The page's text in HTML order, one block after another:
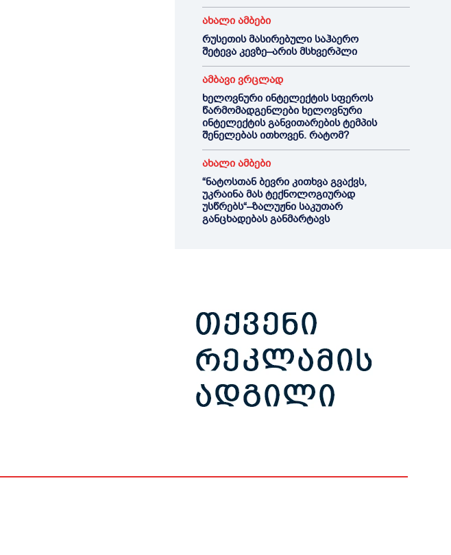
ახალი ამბები
რუსეთის მასირებული საჰაერო
შეტევა კევზე–არის მსხვერპლი
ამბავი ვრცლად
ხელოვნური ინტელექტის სფეროს
წარმომადგენლები ხელოვნური
ინტელექტის განვითარების ტემპის
შენელებას ითხოვენ. რატომ?
ახალი ამბები
“ნატოსთან ბევრი კითხვა გვაქვს,
უკრაინა მას ტექნოლოგიურად
უსწრებს“–ზალუჟნი საკუთარ
განცხადებას განმარტავს